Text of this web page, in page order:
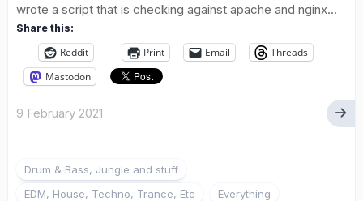
wrote a script that is checking against apache and nginx...
Share this:
Reddit Print Email
Threads
Mastodon
9 February 2021
Drum & Bass, Jungle and stuff
EDM, House, Techno, Trance, Etc
Everything